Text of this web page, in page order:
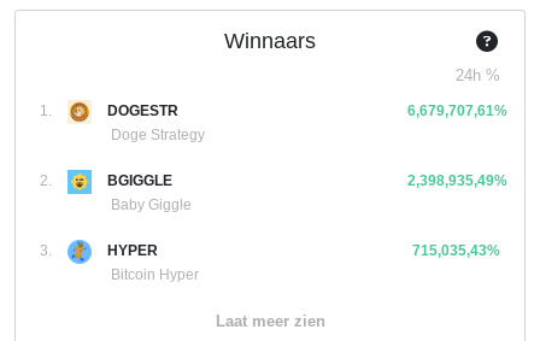
Winnaars
24h %
1.
DOGESTR
Doge Strategy
6,679,707,61%
2.
BGIGGLE
Baby Giggle
2,398,935,49%
3.
HYPER
Bitcoin Hyper
715,035,43%
Laat meer zien